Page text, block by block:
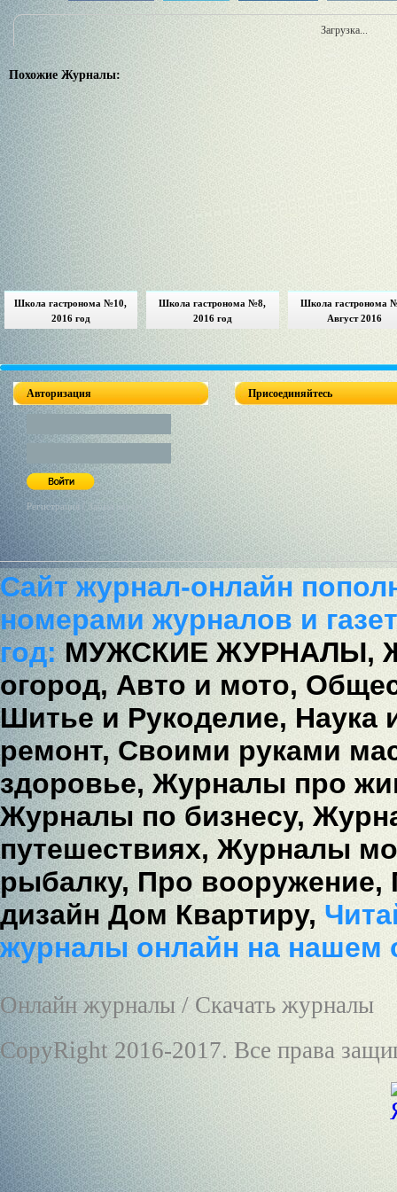
Загрузка...
Похожие Журналы:
Школа гастронома №10,
2016 год
Школа гастронома №8,
2016 год
Школа гастронома
Август 2016
Авторизация
Регистрация / Забыл пароль?
Присоединяйтесь
Сайт журнал-онлайн
номерами журналов и
год:МУЖСКИЕ ЖУРНАЛЫ,
огород, Авто и мото,
Шитье и Рукоделие, Наука
ремонт, Своими руками
здоровье, Журналы про
Журналы по бизнесу,
путешествиях, Журналы
рыбалку, Про вооружение,
дизайн Дом Квартиру,
журналы онлайн на нашем
Онлайн журналы / Скачать журналы
CopyRight 2016-2017. Все права